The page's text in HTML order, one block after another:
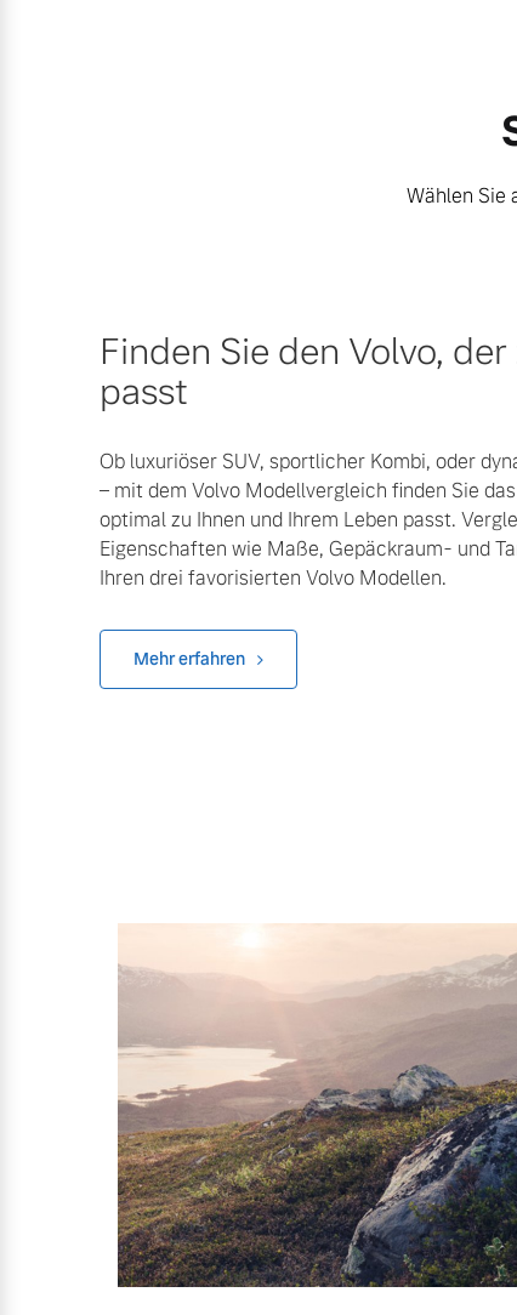
Wählen Sie
Finden Sie den Volvo,
passt
Ob luxuriöser SUV, sportlicher Kombi, oder
– mit dem Volvo Modellvergleich finden Sie
optimal zu Ihnen und Ihrem Leben passt.
Eigenschaften wie Maße, Gepäckraum- und
Ihren drei favorisierten Volvo Modellen.
Mehr erfahren